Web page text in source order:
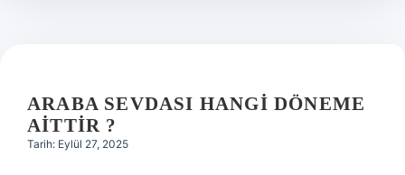
ARABA SEVDASI HANGI DÖNEME
AITTIR ?
Tarih: Eylül 27, 2025